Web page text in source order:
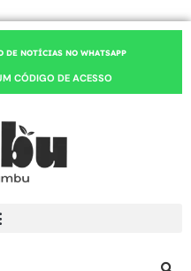
DE NOTÍCIAS NO WHATSAPP
CÓDIGO DE ACESSO